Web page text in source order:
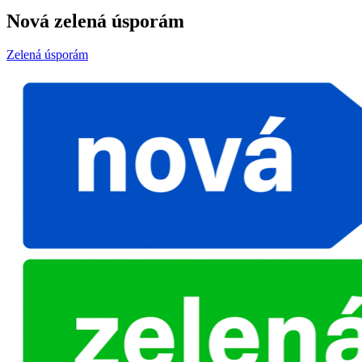
Nová zelená úsporám
Zelená úsporám